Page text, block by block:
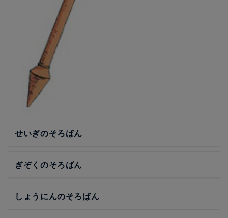
せいぎのそろばん
ぎぞくのそろばん
しょうにんのそろばん